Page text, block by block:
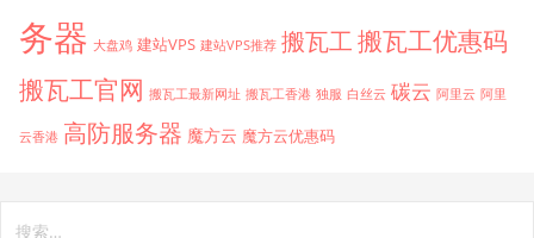
务器 大盘鸡 建站VPS 建站VPS推荐 搬瓦工搬瓦工优惠码
搬瓦工官网 搬瓦工最新网址 搬瓦工香港 独服 白丝云 碳云 阿里云 阿里
云香港 高防服务器 魔方云 魔方云优惠码